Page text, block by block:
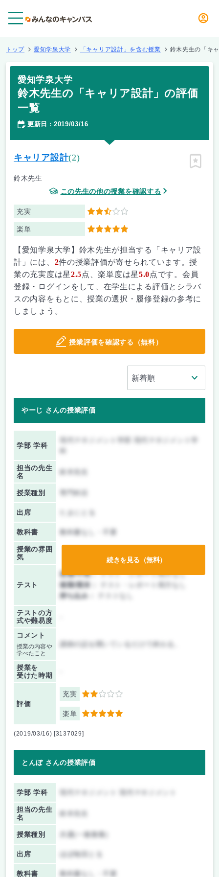
トップ 愛知学泉大学 「キャリア設計」を含む授業 鈴木先生の「キ
愛知学泉大学
鈴木先生の「キャリア設計」の評価
一覧
更新日 ： 2019/03/16
キャリア設計(2)
鈴木先生
この先生の他の授業を確認する
充実 2.5
楽単 5
ピン留
【愛知学泉大学】鈴木先生が担当する「キャリア設
計」には、 2件の授業評価が寄せられています。授
業の充実度は星2.5点、楽単度は星5.0点です。会員
登録・ログインをして、在学生による評価とシラバ
スの内容をもとに、授業の選択・履修登録の参考に
しましょう。
授業評価を確認する（無料）
やーじ さんの授業評価
学部 学科
担当の先生
名
授業種別
出席
教科書 教科書なし・不要
授業の雰囲
気
テスト
前期/中間：テスト・レポート両方なし
後期/期末：
持ち込み：
テストの方
式や難易度
コメント
授業の内容や
学べたこと
授業を
受けた時期
評価
充実 2
楽単 5
続きを見る（無料）
(2019/03/16) [3137029]
とんぼ さんの授業評価
学部 学科
担当の先生
名
授業種別 共通(一般教養)
出席 ほぼ毎回とる
教科書 教科書なし・不要